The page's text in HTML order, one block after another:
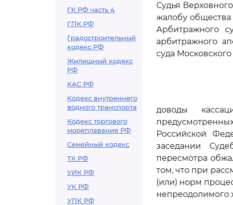
ГК РФ часть 4
ГПК РФ
Градостроительный
кодекс РФ
Жилищный кодекс
РФ
КАС РФ
Кодекс внутреннего
водного транспорта
Кодекс торгового
мореплавания РФ
Семейный кодекс
ТК РФ
УИК РФ
УК РФ
УПК РФ
Судья
жалобу
Арбитражного
арбитражного
суда
доводы
Российской
заседании
пересмотра
том, что при
(или) норм
непреодолимого